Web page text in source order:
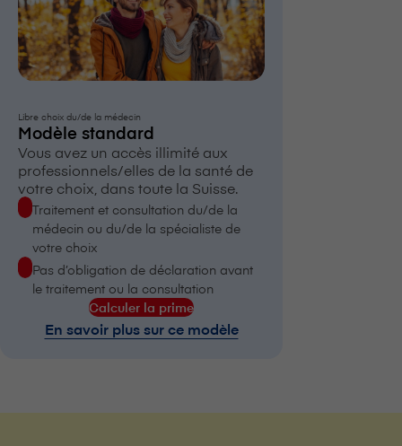
Libre choix du/de la médecin
Modèle standard
Vous avez un accès illimité aux
professionnels/elles de la santé de
votre choix, dans toute la Suisse.
Traitement et consultation du/de la
médecin ou du/de la spécialiste de
votre choix
Pas d’obligation de déclaration avant
le traitement ou la consultation
Calculer la prime
En savoir plus sur ce modèle